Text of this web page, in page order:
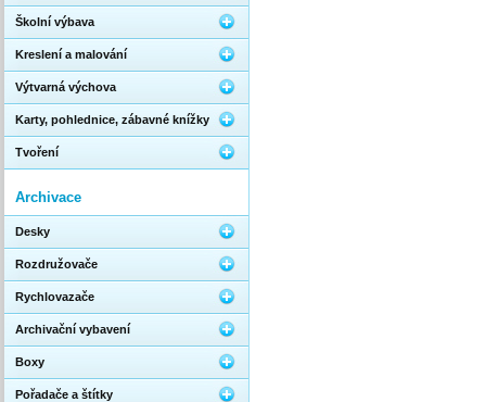
Školní výbava
Kreslení a malování
Výtvarná výchova
Karty, pohlednice, zábavné knížky
Tvoření
Archivace
Desky
Rozdružovače
Rychlovazače
Archivační vybavení
Boxy
Pořadače a štítky